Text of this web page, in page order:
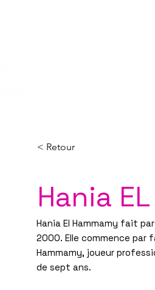
< Retour
Hania
Hania El Hammamy fait
2000. Elle commence par
Hammamy, joueur
de sept ans.